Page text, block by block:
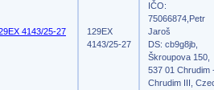
4143/25-27
129EX
4143/25-27
IČO:
75066874,Petr
Jaroš
DS: cb9g8jb,
Škroupova 150,
537 01 Chrudim
Chrudim III,